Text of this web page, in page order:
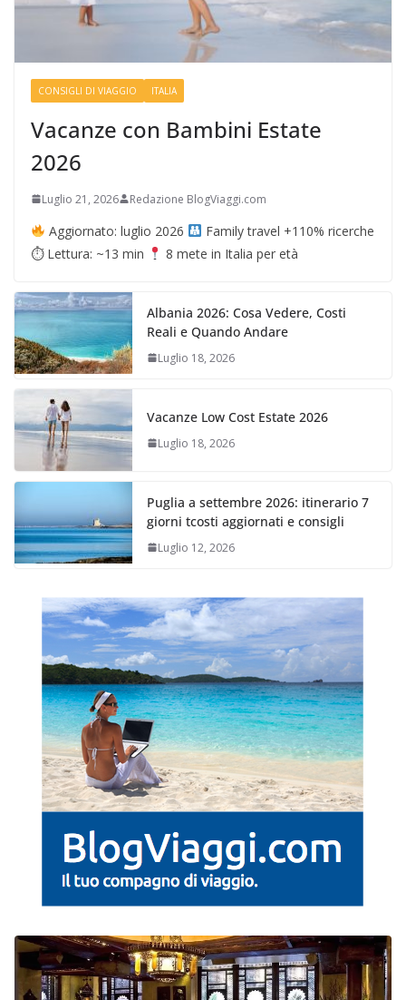
CONSIGLI DI VIAGGIO ITALIA
Vacanze con Bambini Estate
2026
Luglio 21, 2026 Redazione BlogViaggi.com
Aggiornato: luglio 2026
Family travel +110% ricerche
⏱ Lettura: ~13 min
8 mete in Italia per età
Albania 2026: Cosa Vedere, Costi
Reali e Quando Andare
Luglio 18, 2026
Vacanze Low Cost Estate 2026
Luglio 18, 2026
Puglia a settembre 2026: itinerario 7
giorni tcosti aggiornati e consigli
Luglio 12, 2026